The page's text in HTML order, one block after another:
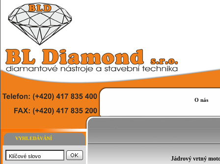
O nás
VYHLEDÁVÁNÍ
Jádrový vrtný